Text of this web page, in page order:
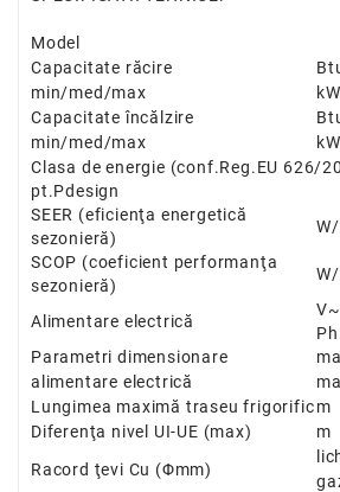
Model
Capacitate răcire
min/med/max
kW
Capacitate încălzire
min/med/max
kW
Clasa de energie (conf.Reg.EU 626/
pt.Pdesign
SEER (eficienţa energetică
sezonieră)
SCOP (coeficient performanţa
sezonieră)
Alimentare electrică
Ph
Parametri dimensionare
alimentare electrică
Lungimea maximă traseu frigorificm
Diferenţa nivel UI-UE (max) m
Racord ţevi Cu (Φmm)